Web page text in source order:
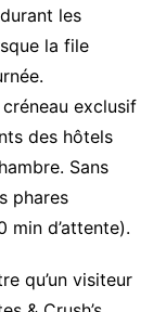
les
la file
exclusif
des hôtels
Sans
phares
min d’attente).
qu’un visiteur